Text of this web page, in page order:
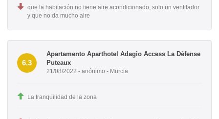
que la habitación no tiene aire acondicionado, solo un ventilador
y que no da mucho aire
6.3
Apartamento Aparthotel Adagio Access La Défense
Puteaux
21/08/2022 - anónimo - Murcia
La tranquilidad de la zona